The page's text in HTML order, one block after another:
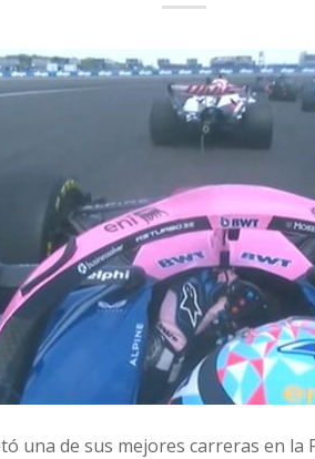
una de sus mejores carreras en la